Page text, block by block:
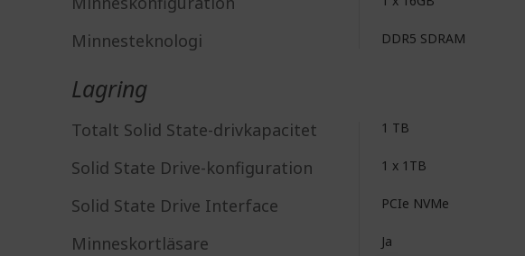
Minnesteknologi DDR5 SDRAM
Lagring
Totalt Solid State-drivkapacitet 1 TB
Solid State Drive-konfiguration 1 x 1TB
Solid State Drive Interface PCIe NVMe
Minneskortläsare Ja